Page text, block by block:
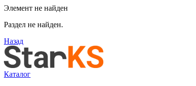
Элемент не найден
Раздел не найден.
Назад
Каталог